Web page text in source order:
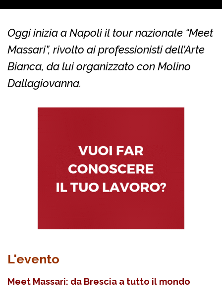
Oggi inizia a Napoli il tour nazionale “Meet
Massari”, rivolto ai professionisti dell’Arte
Bianca, da lui organizzato con Molino
Dallagiovanna.
L'evento
Meet Massari: da Brescia a tutto il mondo